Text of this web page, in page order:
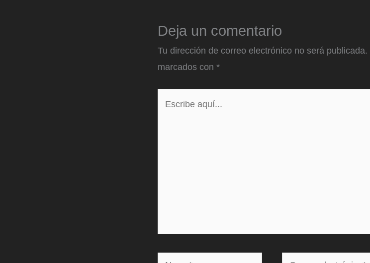
Deja un comentario
Tu dirección de correo electrónico no será publicada.
marcados con *
Name*
Correo